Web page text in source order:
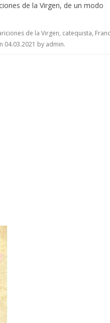
de la Virgen, de un modo
de la Virgen, catequista,
04.03.2021 by admin.